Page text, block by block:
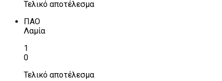
Τελικό αποτέλεσμα
ΠΑΟ
Λαμία
1
0
Τελικό αποτέλεσμα